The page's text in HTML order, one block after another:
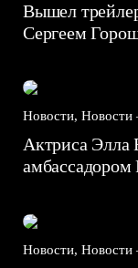
Вышел
Сергеем
Новости,
Актриса Элла
амбассадором
Новости,